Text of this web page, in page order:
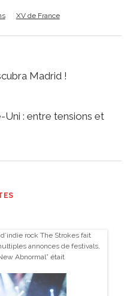
XV de France
Madrid !
: entre tensions et
rock The Strokes fait
annonces de festivals,
Abnormal” était